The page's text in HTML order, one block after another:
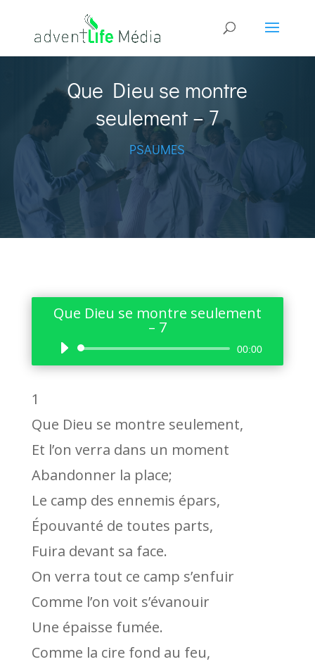
Que Dieu se montre
seulement – 7
PSAUMES
Que Dieu se montre seulement
– 7
Lecteur
audio
00:00
1
Que Dieu se montre seulement,
Et l’on verra dans un moment
Abandonner la place;
Le camp des ennemis épars,
Épouvanté de toutes parts,
Fuira devant sa face.
On verra tout ce camp s’enfuir
Comme l’on voit s’évanouir
Une épaisse fumée.
Comme la cire fond au feu,